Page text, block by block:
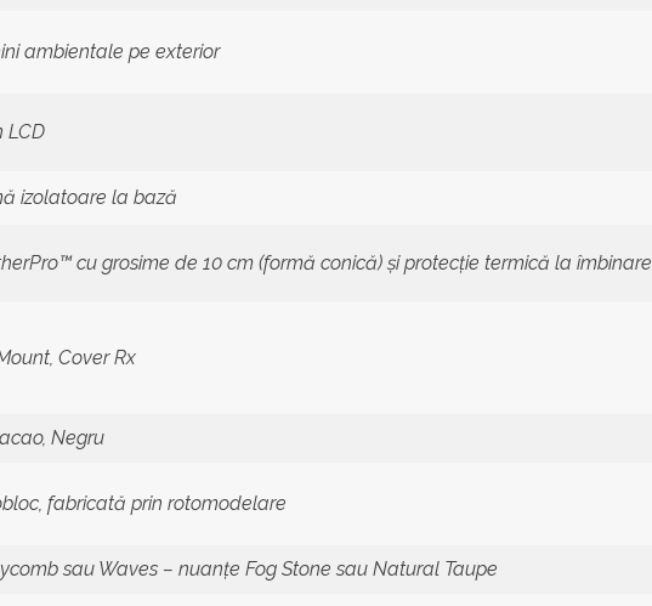
ambientale pe exterior
LCD
izolatoare la bază
cu grosime de 10 cm (formă conică) și protecție termică la îmbinare
Cover Rx
Negru
fabricată prin rotomodelare
sau Waves – nuanțe Fog Stone sau Natural Taupe